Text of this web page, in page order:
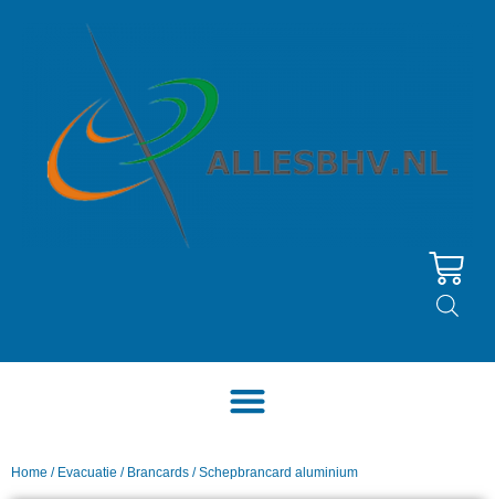
Home / Evacuatie / Brancards / Schepbrancard aluminium